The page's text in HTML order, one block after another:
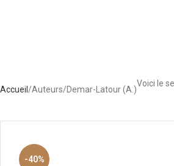
Accueil Auteurs Demar-Latour (A.)
Voici le
-40%